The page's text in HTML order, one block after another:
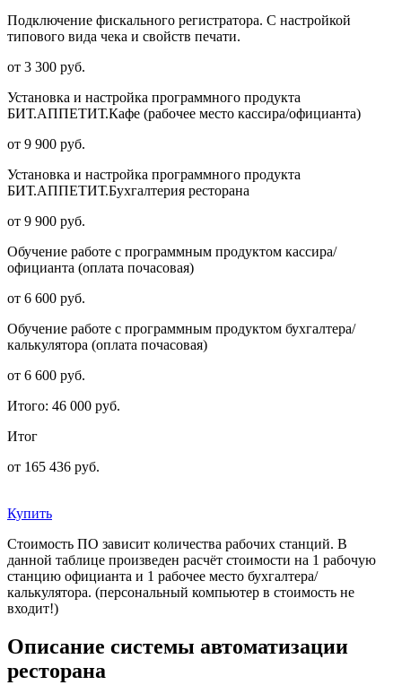
Подключение фискального регистратора. С настройкой
типового вида чека и свойств печати.
от 3 300 руб.
Установка и настройка программного продукта
БИТ.АППЕТИТ.Кафе (рабочее место кассира/официанта)
от 9 900 руб.
Установка и настройка программного продукта
БИТ.АППЕТИТ.Бухгалтерия ресторана
от 9 900 руб.
Обучение работе с программным продуктом кассира/
официанта (оплата почасовая)
от 6 600 руб.
Обучение работе с программным продуктом бухгалтера/
калькулятора (оплата почасовая)
от 6 600 руб.
Итого: 46 000 руб.
Итог
от 165 436 руб.
Купить
Стоимость ПО зависит количества рабочих станций. В
данной таблице произведен расчёт стоимости на 1 рабочую
станцию официанта и 1 рабочее место бухгалтера/
калькулятора. (персональный компьютер в стоимость не
входит!)
Описание системы автоматизации
ресторана